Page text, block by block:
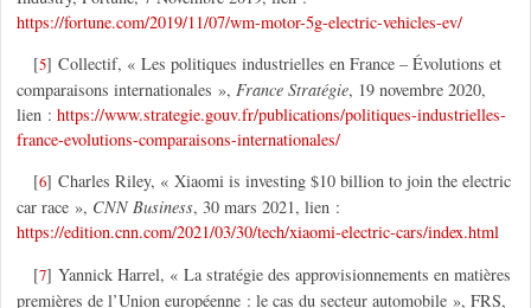
https://fortune.com/2019/11/07/wm-motor-5g-electric-vehicles-ev/
[5]Collectif, « Les politiques industrielles en France – Évolutions et
comparaisons internationales », France Stratégie, 19 novembre 2020,
lien : https://www.strategie.gouv.fr/publications/politiques-industrielles-
france-evolutions-comparaisons-internationales/
[6]Charles Riley, « Xiaomi is investing $10 billion to join the electric
car race », CNN Business, 30 mars 2021, lien :
https://edition.cnn.com/2021/03/30/tech/xiaomi-electric-cars/index.html
[7]Yannick Harrel, « La stratégie des approvisionnements en matières
premières de l’Union européenne : le cas du secteur automobile », FRS,